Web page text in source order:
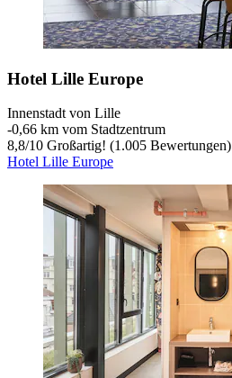
Hotel Lille Europe
Innenstadt von Lille
‐0,66 km vom Stadtzentrum
8,8/10 Großartig! (1.005 Bewertungen)
Hotel Lille Europe